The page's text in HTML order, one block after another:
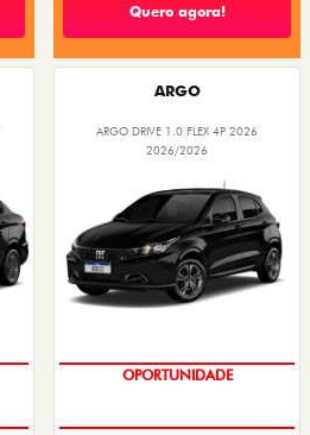
Quero agora!
ARGO
ARGO DRIVE 1.0 FLEX 4P 2026
2026/2026
OPORTUNIDADE